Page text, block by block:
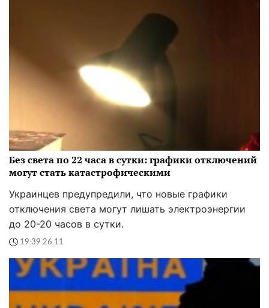
Без света по 22 часа в сутки: графики отключений
могут стать катастрофическими
Украинцев предупредили, что новые графики
отключения света могут лишать электроэнергии
до 20-20 часов в сутки.
19:39 26.11